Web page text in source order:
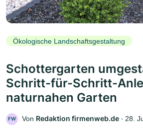
Ökologische Landschaftsgestaltung
Schottergarten
Schritt-für-Schritt-
naturnahen Garten
FW Von Redaktion firmenweb.de ‧ 28.